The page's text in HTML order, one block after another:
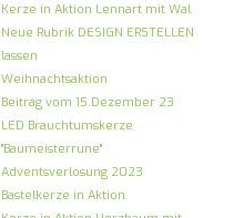
Kerze in Aktion Lennart mit Wal
Neue Rubrik DESIGN ERSTELLEN
lassen
Weihnachtsaktion
Beitrag vom 15.Dezember 23
LED Brauchtumskerze
"Baumeisterrune"
Adventsverlosung 2023
Bastelkerze in Aktion